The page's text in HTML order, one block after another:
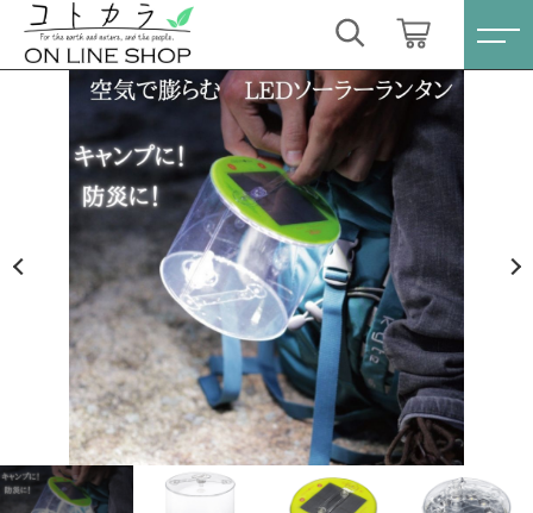
カートに商品を追加しました
エムパワード アウトドア2.0
数量
4,180円（税込）
ショッピングを続ける
カートを確認する
ログイン / 会員登録
お気に入り
すべての商品
スキンケア・石鹸
HINOKI（土佐ヒノキ）シリーズ
サステナブル歯ブラシ・歯磨き粉
洗剤・食器用石鹸
すべて
スキンケア・石鹸
HINOKI（土佐ヒノキ）シリーズ
サステナブル歯ブラシ・歯磨き粉
洗剤・食器用石鹸
タオル/ハンカチ
キーワード検索
こだわり検索
親カテゴリ
子カテゴリ
価格帯